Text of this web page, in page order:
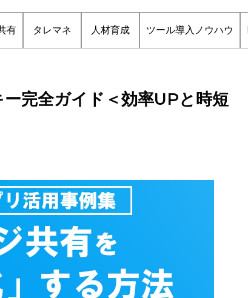
有 タレマネ 人材育成 ツール導入ノウハウ
完全ガイド＜効率UPと時短